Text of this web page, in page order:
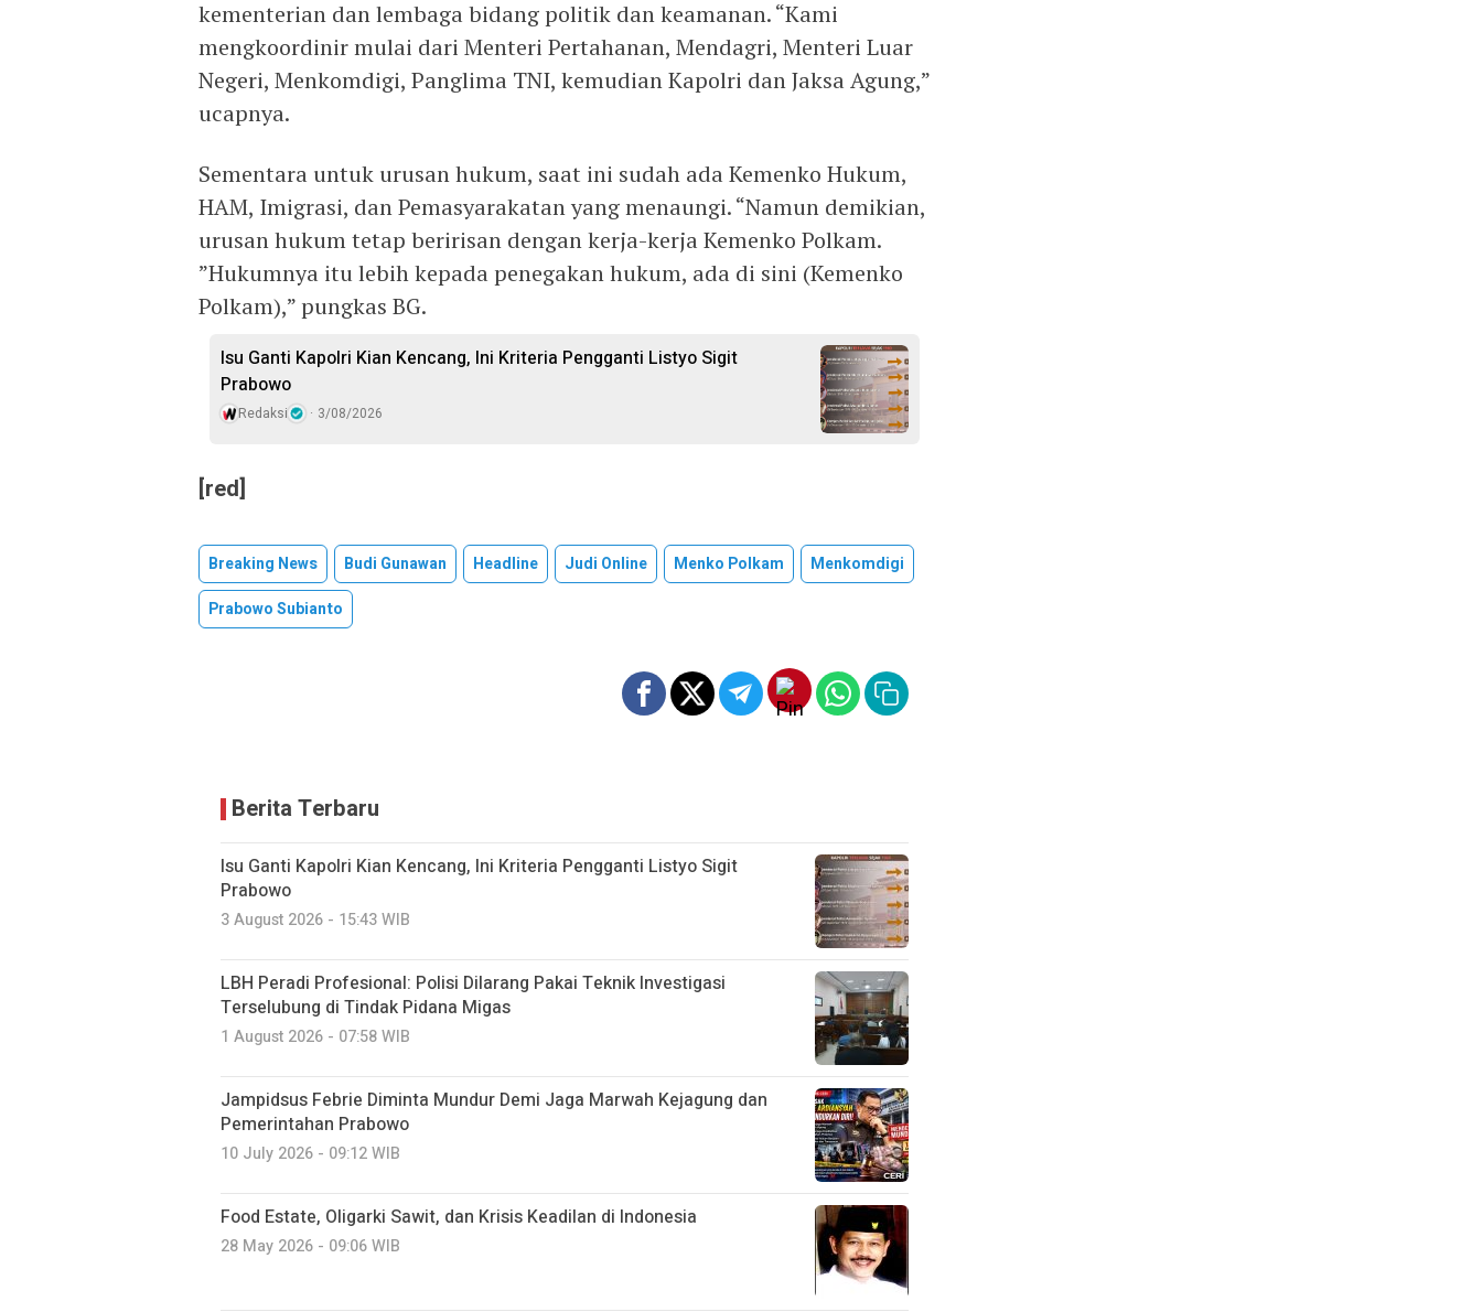
kementerian dan lembaga bidang politik dan keamanan. “Kami
mengkoordinir mulai dari Menteri Pertahanan, Mendagri, Menteri Luar
Negeri, Menkomdigi, Panglima TNI, kemudian Kapolri dan Jaksa Agung,”
ucapnya.
Sementara untuk urusan hukum, saat ini sudah ada Kemenko Hukum,
HAM, Imigrasi, dan Pemasyarakatan yang menaungi. “Namun demikian,
urusan hukum tetap beririsan dengan kerja-kerja Kemenko Polkam.
”Hukumnya itu lebih kepada penegakan hukum, ada di sini (Kemenko
Polkam),” pungkas BG.
Isu Ganti Kapolri Kian Kencang, Ini Kriteria Pengganti Listyo Sigit
Prabowo
Redaksi 3/08/2026
[red]
Breaking News Budi Gunawan Headline Judi Online Menko Polkam
Menkomdigi
Prabowo Subianto
Berita Terbaru
Isu Ganti Kapolri Kian Kencang, Ini Kriteria Pengganti Listyo Sigit
Prabowo
3 August 2026 - 15:43 WIB
LBH Peradi Profesional: Polisi Dilarang Pakai Teknik Investigasi
Terselubung di Tindak Pidana Migas
1 August 2026 - 07:58 WIB
Jampidsus Febrie Diminta Mundur Demi Jaga Marwah Kejagung dan
Pemerintahan Prabowo
10 July 2026 - 09:12 WIB
Food Estate, Oligarki Sawit, dan Krisis Keadilan di Indonesia
28 May 2026 - 09:06 WIB